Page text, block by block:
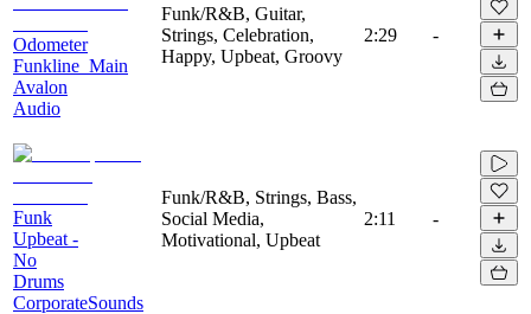
Odometer
Funkline_Main
Avalon
Audio
Funk/R&B, Guitar,
Strings, Celebration,
Happy, Upbeat, Groovy
2:29 -
Funk
Upbeat -
No
Drums
CorporateSounds
Funk/R&B, Strings, Bass,
Social Media,
Motivational, Upbeat
2:11 -